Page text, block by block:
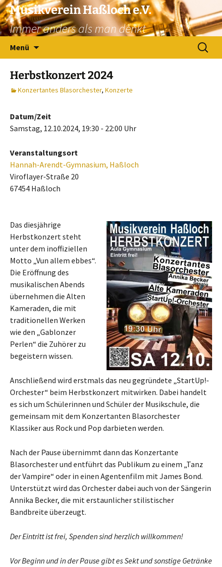
Zum
Inhalt
springen
Musikverein Haßloch e.V.
Immer anders als man denkt
Menü
Suchen
nach:
Herbstkonzert 2024
Konzertantes Blasorchester, Konzerte
Datum/Zeit
Samstag, 12.10.2024, 19:30 - 22:00 Uhr
Veranstaltungsort
Hannah-Arendt-Gymnasium, Haßloch
Viroflayer-Straße 20
67454 Haßloch
Das diesjährige
Herbstkonzert steht
unter dem inoffiziellen
Motto „Vun allem ebbes“.
Die Eröffnung des
musikalischen Abends
übernehmen die Alten
Kameraden, die mit
traditionellen Werken
wie den „Gablonzer
Perlen“ die Zuhörer zu
begeistern wissen.
Anschließend wird erstmals das neu gegründete „StartUp!-
Orchester“ beim Herbstkonzert mitwirken. Dabei handelt
es sich um Schülerinnen und Schüler der Musikschule, die
gemeinsam mit dem Konzertanten Blasorchester
Klassiker aus Rock und Pop darbieten werden.
Nach der Pause übernimmt dann das Konzertante
Blasorchester und entführt das Publikum zu einem „Tanz
der Vampire“ oder in einen Agentenfilm mit James Bond.
Unterstützt wird das Orchester dabei auch von der Sängerin
Annika Becker, die mit erstaunlicher stilistischer
Bandbreite überzeugt.
Der Eintritt ist frei, Spenden sind herzlich willkommen!
Vor Beginn und in der Pause gibt es Sekt und sonstige Getränke